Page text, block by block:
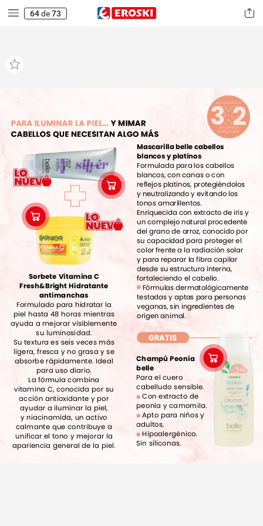
64de73
2
3
Aprovecha el
en toda la
perfumería
PARA ILUMINAR LA PIEL… YMIMAR
CABELLOS QUE NECESITANALGO MÁS
Champú Peonía
belle
Para el cuero
cabelludo sensible.
Con extracto de
peonía y camomila.
Apto para niños y
adultos.
Hipoalergénico.
Sin siliconas.
Sorbete Vitamina C
Fresh&BrightHidratante
antimanchas
Formulado para hidratar la
piel hasta 48 horas mientras
ayuda a mejorar visiblemente
su luminosidad.
Su textura es seis veces más
ligera, fresca y no grasa y se
absorbe rápidamente. Ideal
para uso diario.
La fórmula combina
vitamina C, conocida por su
acción antioxidante y por
ayudar a iluminar la piel,
y niacinamida, un activo
calmante que contribuye a
unificar el tono y mejorar la
apariencia general de la piel.
Mascarillabellecabellos
blancosyplatinos
Formulada para loscabellos
blancos,con canaso con
reflejos platinos, protegiéndolos
yneutralizando yevitandolos
tonos amarillentos.
Enriquecida con extractodeirisy
uncomplejonatural procedente
del granode arroz, conocido por
su capacidad para protegerel
color frentea la radiación solar
ypara reparar la fibra capilar
desde suestructura interna,
fortaleciendo el cabello.
Fórmulasdermatológicamente
testadasyaptas para personas
veganas, sin ingredientesde
origen animal.
GRATIS